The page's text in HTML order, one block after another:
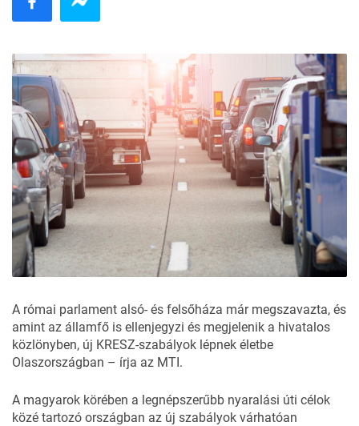
A római parlament alsó- és felsőháza már megszavazta, és
amint az államfő is ellenjegyzi és megjelenik a hivatalos
közlönyben, új KRESZ-szabályok lépnek életbe
Olaszországban – írja az MTI.
A magyarok körében a legnépszerűbb nyaralási úti célok
közé tartozó országban az új szabályok várhatóan